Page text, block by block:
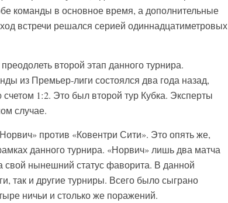
команды в основное время, а дополнительные
встречи решался серией одиннадцатиметровых
второй этап данного турнира.
из Премьер-лиги состоялся два года назад,
1:2. Это был второй тур Кубка. Эксперты
случае.
против «Ковентри Сити». Это опять же,
данного турнира. «Норвич» лишь два матча
свой нынешний статус фаворита. В данной
так и другие турниры. Всего было сыграно
ничьи и столько же поражений.